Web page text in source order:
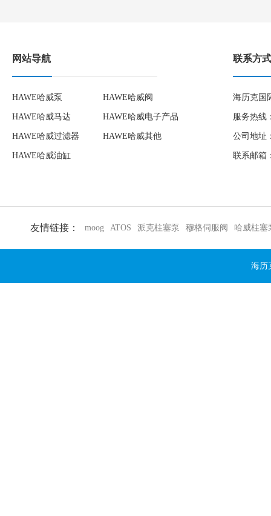
网站导航
HAWE哈威泵 HAWE哈威阀
HAWE哈威马达 HAWE哈威电子产品
HAWE哈威过滤器 HAWE哈威其他
HAWE哈威油缸
联系方式
海历克国
服务热线
公司地址
联系邮箱
友情链接： moog ATOS 派克柱塞泵 穆格伺服阀 哈威柱塞
海历